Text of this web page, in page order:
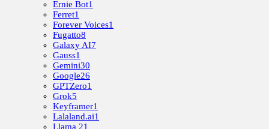
Ernie Bot1
Ferret1
Forever Voices1
Fugatto8
Galaxy AI7
Gauss1
Gemini30
Google26
GPTZero1
Grok5
Keyframer1
Lalaland.ai1
Llama 21